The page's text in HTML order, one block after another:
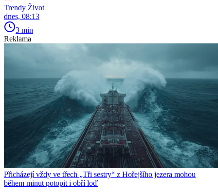
Trendy Život
dnes, 08:13
3 min
Reklama
Přicházejí vždy ve třech „Tři sestry“ z Hořejšího jezera mohou
během minut potopit i obří loď